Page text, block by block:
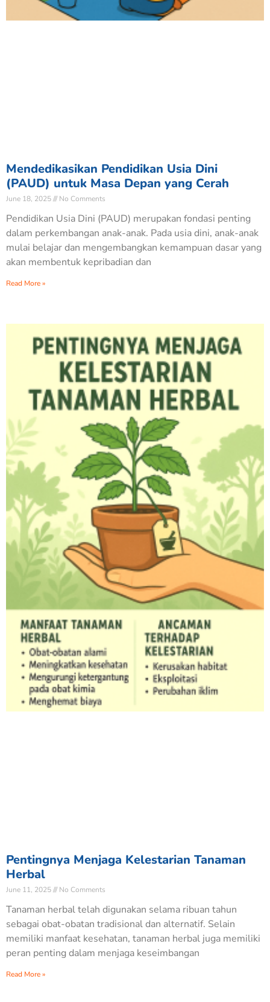
Mendedikasikan Pendidikan Usia Dini
(PAUD) untuk Masa Depan yang Cerah
June 18, 2025 No Comments
Pendidikan Usia Dini (PAUD) merupakan fondasi penting
dalam perkembangan anak-anak. Pada usia dini, anak-anak
mulai belajar dan mengembangkan kemampuan dasar yang
akan membentuk kepribadian dan
Read More »
Pentingnya Menjaga Kelestarian Tanaman
Herbal
June 11, 2025 No Comments
Tanaman herbal telah digunakan selama ribuan tahun
sebagai obat-obatan tradisional dan alternatif. Selain
memiliki manfaat kesehatan, tanaman herbal juga memiliki
peran penting dalam menjaga keseimbangan
Read More »